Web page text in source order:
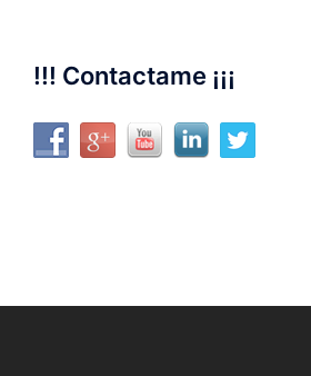
!!! Contactame ¡¡¡